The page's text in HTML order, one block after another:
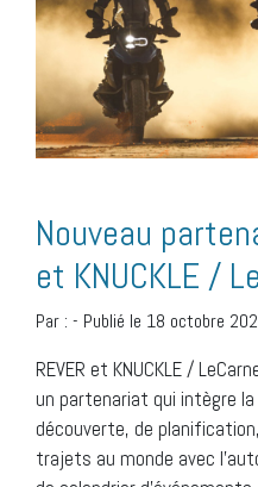
Nouveau
et KNUCKLE /
Par : - Publié le 18 octobre
REVER et KNUCKLE /
un partenariat qui intègre
découverte, de
trajets au monde avec